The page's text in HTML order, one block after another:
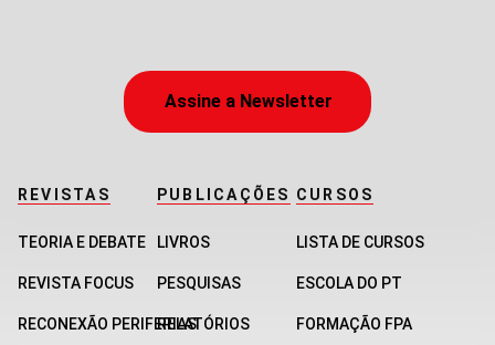
Assine a Newsletter
REVISTAS
TEORIA E DEBATE
REVISTA FOCUS
RECONEXÃO PERIFERIAS
PUBLICAÇÕES
LIVROS
PESQUISAS
RELATÓRIOS
CURSOS
LISTA DE CURSOS
ESCOLA DO PT
FORMAÇÃO FPA